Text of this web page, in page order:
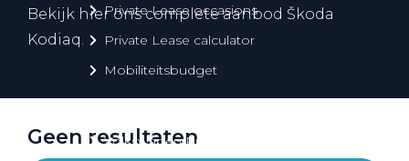
Private Lease occasions
Private Lease calculator
Mobiliteitsbudget
Volkswagen Private Lease
Bekijk hier ons complete aanbod Škoda
Kodiaq.
Geen resultaten